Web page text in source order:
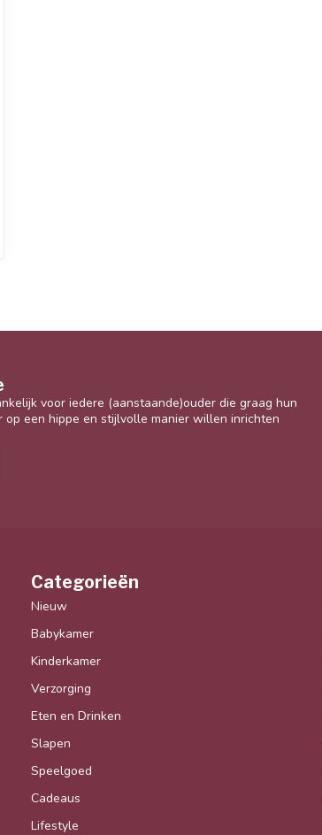
voor iedere (aanstaande)ouder die graag hun
op een hippe en stijlvolle manier willen inrichten
Categorieën
Nieuw
Babykamer
Kinderkamer
Verzorging
Eten en Drinken
Slapen
Speelgoed
Cadeaus
Lifestyle